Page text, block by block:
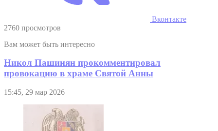
Вконтакте
2760 просмотров
Вам может быть интересно
Никол Пашинян прокомментировал
провокацию в храме Святой Анны
15:45, 29 мар 2026